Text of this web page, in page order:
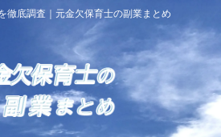
徹底調査｜元金欠保育士の副業まとめ